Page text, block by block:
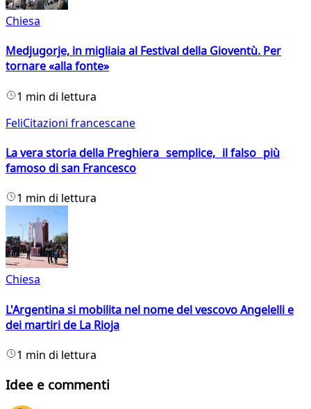
Chiesa
Medjugorje, in migliaia al Festival della Gioventù. Per
tornare «alla fonte»
1 min di lettura
FeliCitazioni francescane
La vera storia della Preghiera semplice, il falso più
famoso di san Francesco
1 min di lettura
Chiesa
L'Argentina si mobilita nel nome del vescovo Angelelli e
dei martiri de La Rioja
1 min di lettura
Idee e commenti